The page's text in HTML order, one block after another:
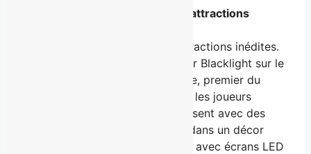
L’adrénaline au deuxième : six attractions
Ce nouvel espace réunit six attractions inédites.
Parmi elles, le Mini-Golf intérieur Blacklight sur le
thème de la mythologie grecque, premier du
genre en Amérique du Nord, où les joueurs
incarnent des héros et interagissent avec des
dieux et créatures légendaires dans un décor
interactif 3D. Les petites quilles avec écrans LED